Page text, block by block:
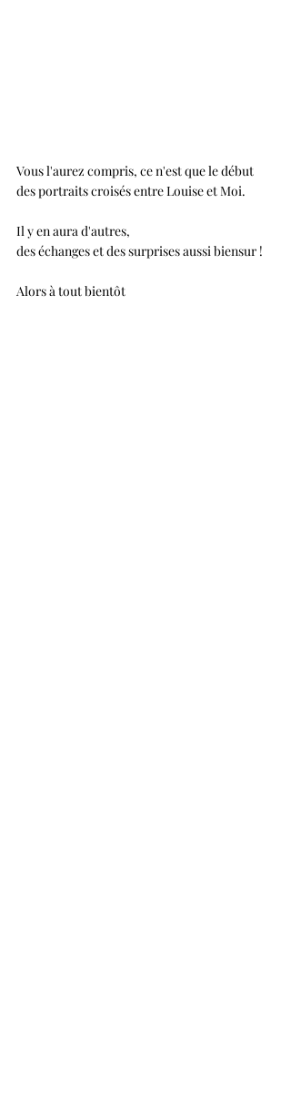
Vous l'aurez compris, ce n'est que le début
des portraits croisés entre Louise et Moi.
Il y en aura d'autres,
des échanges et des surprises aussi biensur !
Alors à tout bientôt